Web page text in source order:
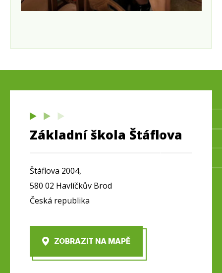
Základní škola Štáflova
Štáflova 2004,
580 02 Havlíčkův Brod
Česká republika
ZOBRAZIT NA MAPĚ